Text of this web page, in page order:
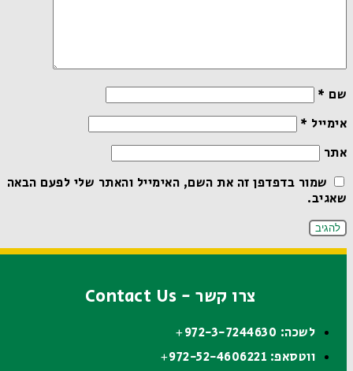
שם*
אימייל*
אתר
שמור בדפדפן זה את השם, האימייל והאתר שלי לפעם הבאה
שאגיב.
צרו קשר - Contact Us
לשכה: 972-3-7244630+
ווטסאפ: 972-52-4606221+